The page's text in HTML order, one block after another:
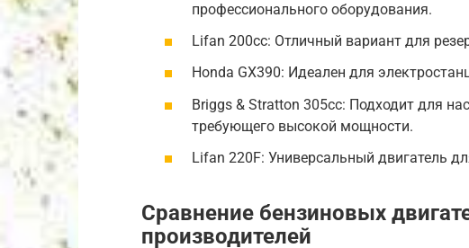
профессионального оборудования.
Lifan 200cc: Отличный вариант для
Honda GX390: Идеален для
Briggs & Stratton 305cc: Подходит для
требующего высокой мощности.
Lifan 220F: Универсальный двигатель
Сравнение бензиновых
производителей